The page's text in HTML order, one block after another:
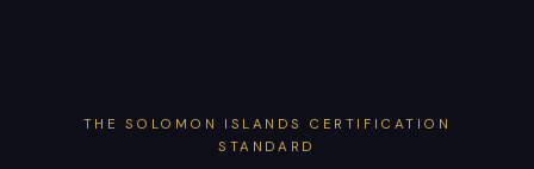
THE SOLOMON ISLANDS CERTIFICATION
STANDARD